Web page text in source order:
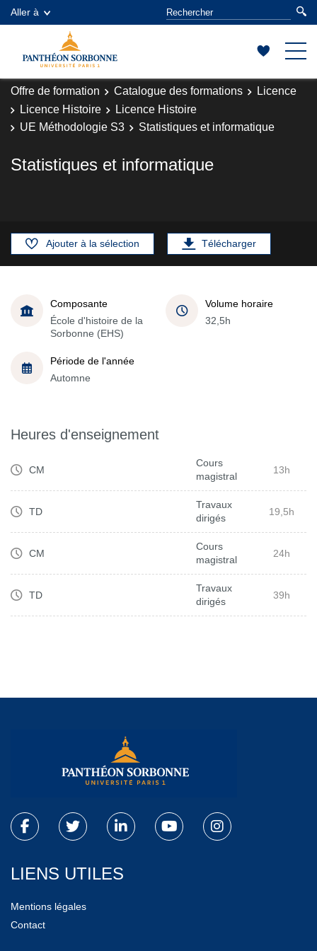
Aller à
Offre de formation Catalogue des formations
Licence
Licence Histoire
Licence Histoire
UE Méthodologie S3
Statistiques et informatique
Statistiques et informatique
Ajouter à la sélection Télécharger
Composante
École d'histoire de la
Sorbonne (EHS)
Volume horaire
32,5h
Période de l'année
Automne
Heures d'enseignement
CM
Cours
magistral
13h
TD
Travaux
dirigés
19,5h
CM
Cours
magistral
24h
TD
Travaux
dirigés
39h
LIENS UTILES
Mentions légales
Contact